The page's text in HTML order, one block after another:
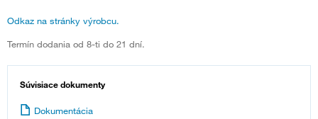
Odkaz na stránky výrobcu.
Termín dodania od 8-ti do 21 dní.
Súvisiace dokumenty
Dokumentácia